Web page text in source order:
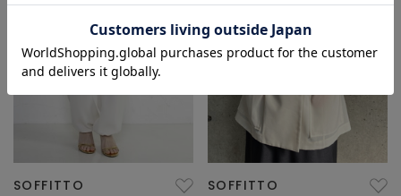
SOFFITTO SOFFITTO